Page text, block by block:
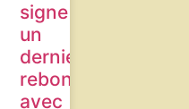
signe
un
dernier
rebond
avec